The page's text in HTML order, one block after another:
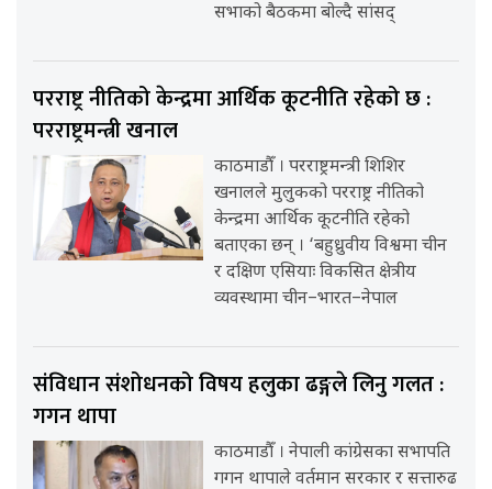
सभाको बैठकमा बोल्दै सांसद्
परराष्ट्र नीतिको केन्द्रमा आर्थिक कूटनीति रहेको छ :
परराष्ट्रमन्त्री खनाल
काठमाडौँ । परराष्ट्रमन्त्री शिशिर
खनालले मुलुकको परराष्ट्र नीतिको
केन्द्रमा आर्थिक कूटनीति रहेको
बताएका छन् । ‘बहुध्रुवीय विश्वमा चीन
र दक्षिण एसियाः विकसित क्षेत्रीय
व्यवस्थामा चीन–भारत–नेपाल
संविधान संशोधनको विषय हलुका ढङ्गले लिनु गलत :
गगन थापा
काठमाडौँ । नेपाली कांग्रेसका सभापति
गगन थापाले वर्तमान सरकार र सत्तारुढ